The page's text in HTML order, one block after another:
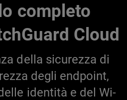
completo
Cloud
della sicurezza di
degli endpoint,
identità e del Wi-